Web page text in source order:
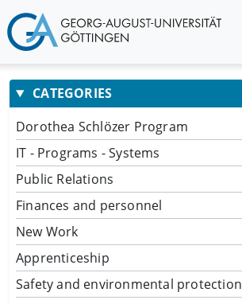
CATEGORIES
Dorothea Schlözer Program
IT - Programs - Systems
Public Relations
Finances and personnel
New Work
Apprenticeship
Safety and environmental protection